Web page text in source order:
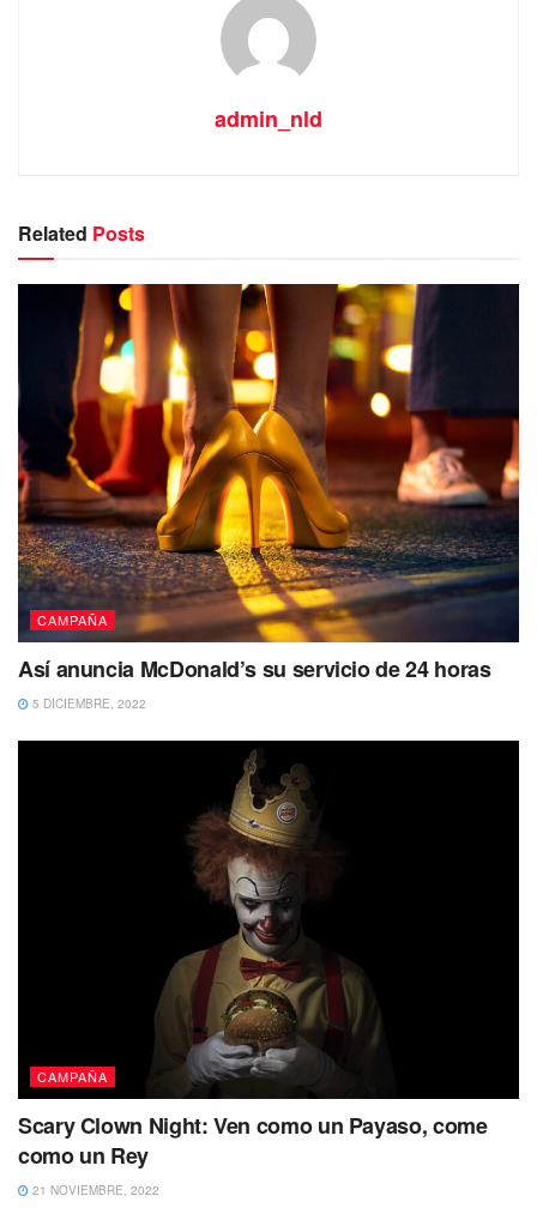
admin_nld
Related Posts
CAMPAÑA
Así anuncia McDonald’s su servicio de 24 horas
5 DICIEMBRE, 2022
CAMPAÑA
Scary Clown Night: Ven como un Payaso, come
como un Rey
21 NOVIEMBRE, 2022